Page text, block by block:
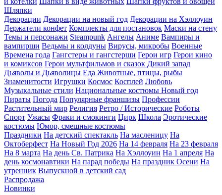
Шляпки
Декорации Декорации на новый год Декорации на Хэллоуин
Держатели конфет Комплекты для постановок Маски на стену
Темы и персонажи Steampunk Ангелы Аниме Вампиры и
вампирши Ведьмы и колдуны Вирусы, микробы Военные
Времена года Гангстеры и гангстерши Герои игр Герои кино
и комиксов Герои мультфильмов и сказок Дикий запад
Дьяволы и Дьяволицы Еда Животные, птицы, рыбы
Знаменитости Игрушки Космос Косплей Любовь
Музыкальные стили Национальные костюмы Новый год
Пираты Погода Популярные франшизы Профессии
Растительный мир Религия Ретро / Исторические Роботы
Спорт Ужасы Фраки и смокинги Цирк Школа Эротические
костюмы Юмор, смешные костюмы
Праздники На детский спектакль На масленицу На
Октоберфест На Новый Год 2026 На 14 февраля На 23 февраля
На 8 марта На день Св. Патрика На Хэллоуин На 1 апреля На
день космонавтики На парад победы На праздник Осени На
утренник Выпускной в детский сад
Распродажа
Новинки